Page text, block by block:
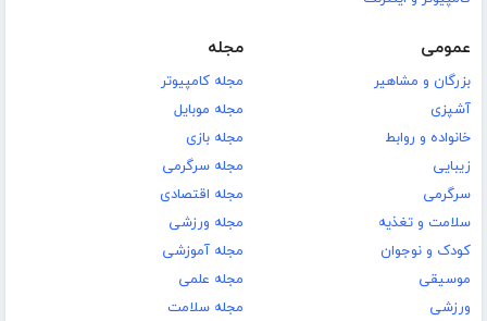
عمومی
بزرگان و مشاهیر
آشپزی
خانواده و روابط
زیبایی
سرگرمی
سلامت و تغذیه
کودک و نوجوان
موسیقی
ورزشی
مجله
مجله کامپیوتر
مجله موبایل
مجله بازی
مجله سرگرمی
مجله اقتصادی
مجله ورزشی
مجله آموزشی
مجله علمی
مجله سلامت